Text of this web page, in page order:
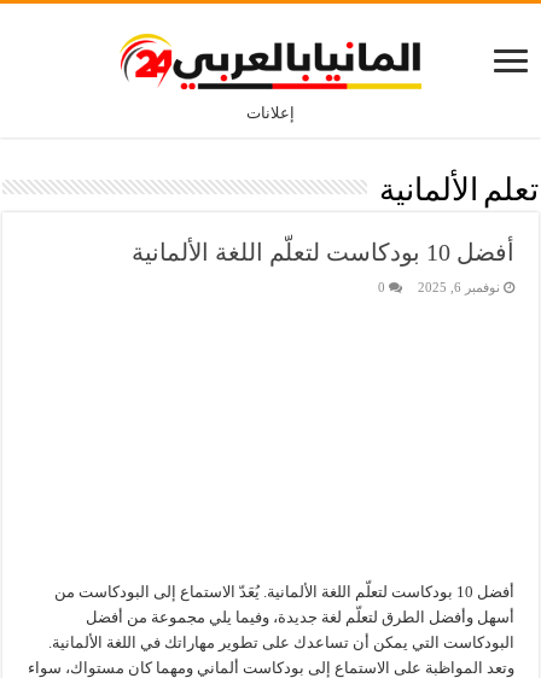
إعلانات
تعلم الألمانية
أفضل 10 بودكاست لتعلّم اللغة الألمانية
نوفمبر 6, 2025 0
أفضل 10 بودكاست لتعلّم اللغة الألمانية. يُعَدّ الاستماع إلى البودكاست من
أسهل وأفضل الطرق لتعلّم لغة جديدة، وفيما يلي مجموعة من أفضل
البودكاست التي يمكن أن تساعدك على تطوير مهاراتك في اللغة الألمانية.
وتعد المواظبة على الاستماع إلى بودكاست ألماني ومهما كان مستواك، سواء